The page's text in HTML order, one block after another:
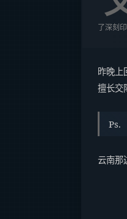
了深刻
昨晚上
擅长交
Ps.
云南那